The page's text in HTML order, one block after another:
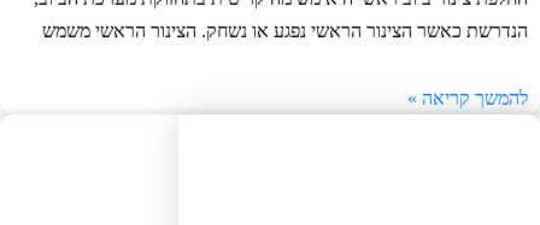
כאשר הצינור הראשי נפגע או נשחק. הצינור הראשי משמש
קריאה »